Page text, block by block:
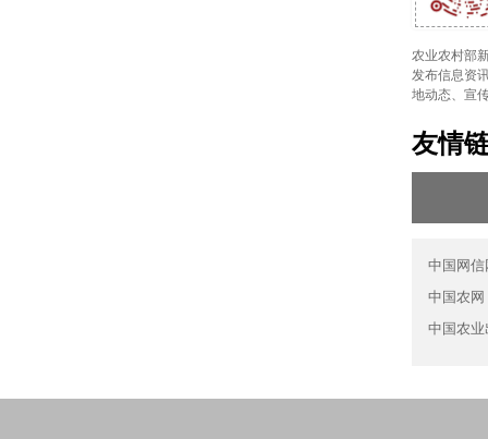
农业农村部
发布信息资
地动态、宣
友情
中国网信
中国农网
中国农业